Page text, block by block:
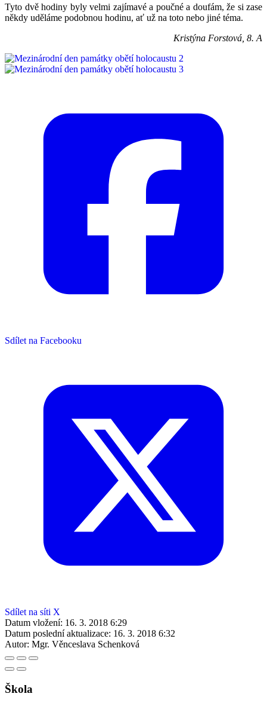
Tyto dvě hodiny byly velmi zajímavé a poučné a doufám, že si zase
někdy uděláme podobnou hodinu, ať už na toto nebo jiné téma.
Kristýna Forstová, 8. A
Sdílet na Facebooku
Sdílet na síti X
Datum vložení: 16. 3. 2018 6:29
Datum poslední aktualizace: 16. 3. 2018 6:32
Autor: Mgr. Věnceslava Schenková
Škola